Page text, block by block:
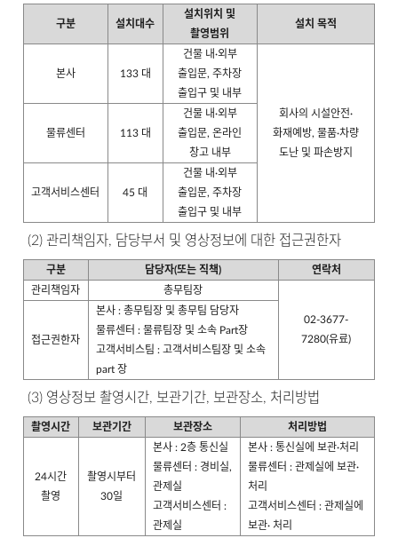
구분 설치대수
설치위치 및
촬영범위
설치 목적
본사 133 대
건물 내∙외부
출입문, 주차장
출입구 및 내부
회사의 시설안전∙
화재예방, 물품∙차량
도난 및 파손방지
물류센터 113 대
건물 내∙외부
출입문, 온라인
창고 내부
고객서비스센터 45 대
건물 내∙외부
출입문, 주차장
출입구 및 내부
(2) 관리책임자, 담당부서 및 영상정보에 대한 접근권한자
구분 담당자(또는 직책)
연락처
관리책임자
총무팀장
02-3677-
7280(유료)
접근권한자
본사 : 총무팀장 및 총무팀 담당자
물류센터 : 물류팀장 및 소속 Part장
고객서비스팀 : 고객서비스팀장 및 소속
part 장
(3) 영상정보 촬영시간, 보관기간, 보관장소, 처리방법
촬영시간 보관기간 보관장소 처리방법
24시간
촬영
촬영시부터
30일
본사 : 2층 통신실
물류센터 : 경비실,
관제실
고객서비스센터 :
관제실
본사 : 통신실에 보관∙처리
물류센터 : 관제실에 보관∙
처리
고객서비스센터 : 관제실에
보관∙ 처리